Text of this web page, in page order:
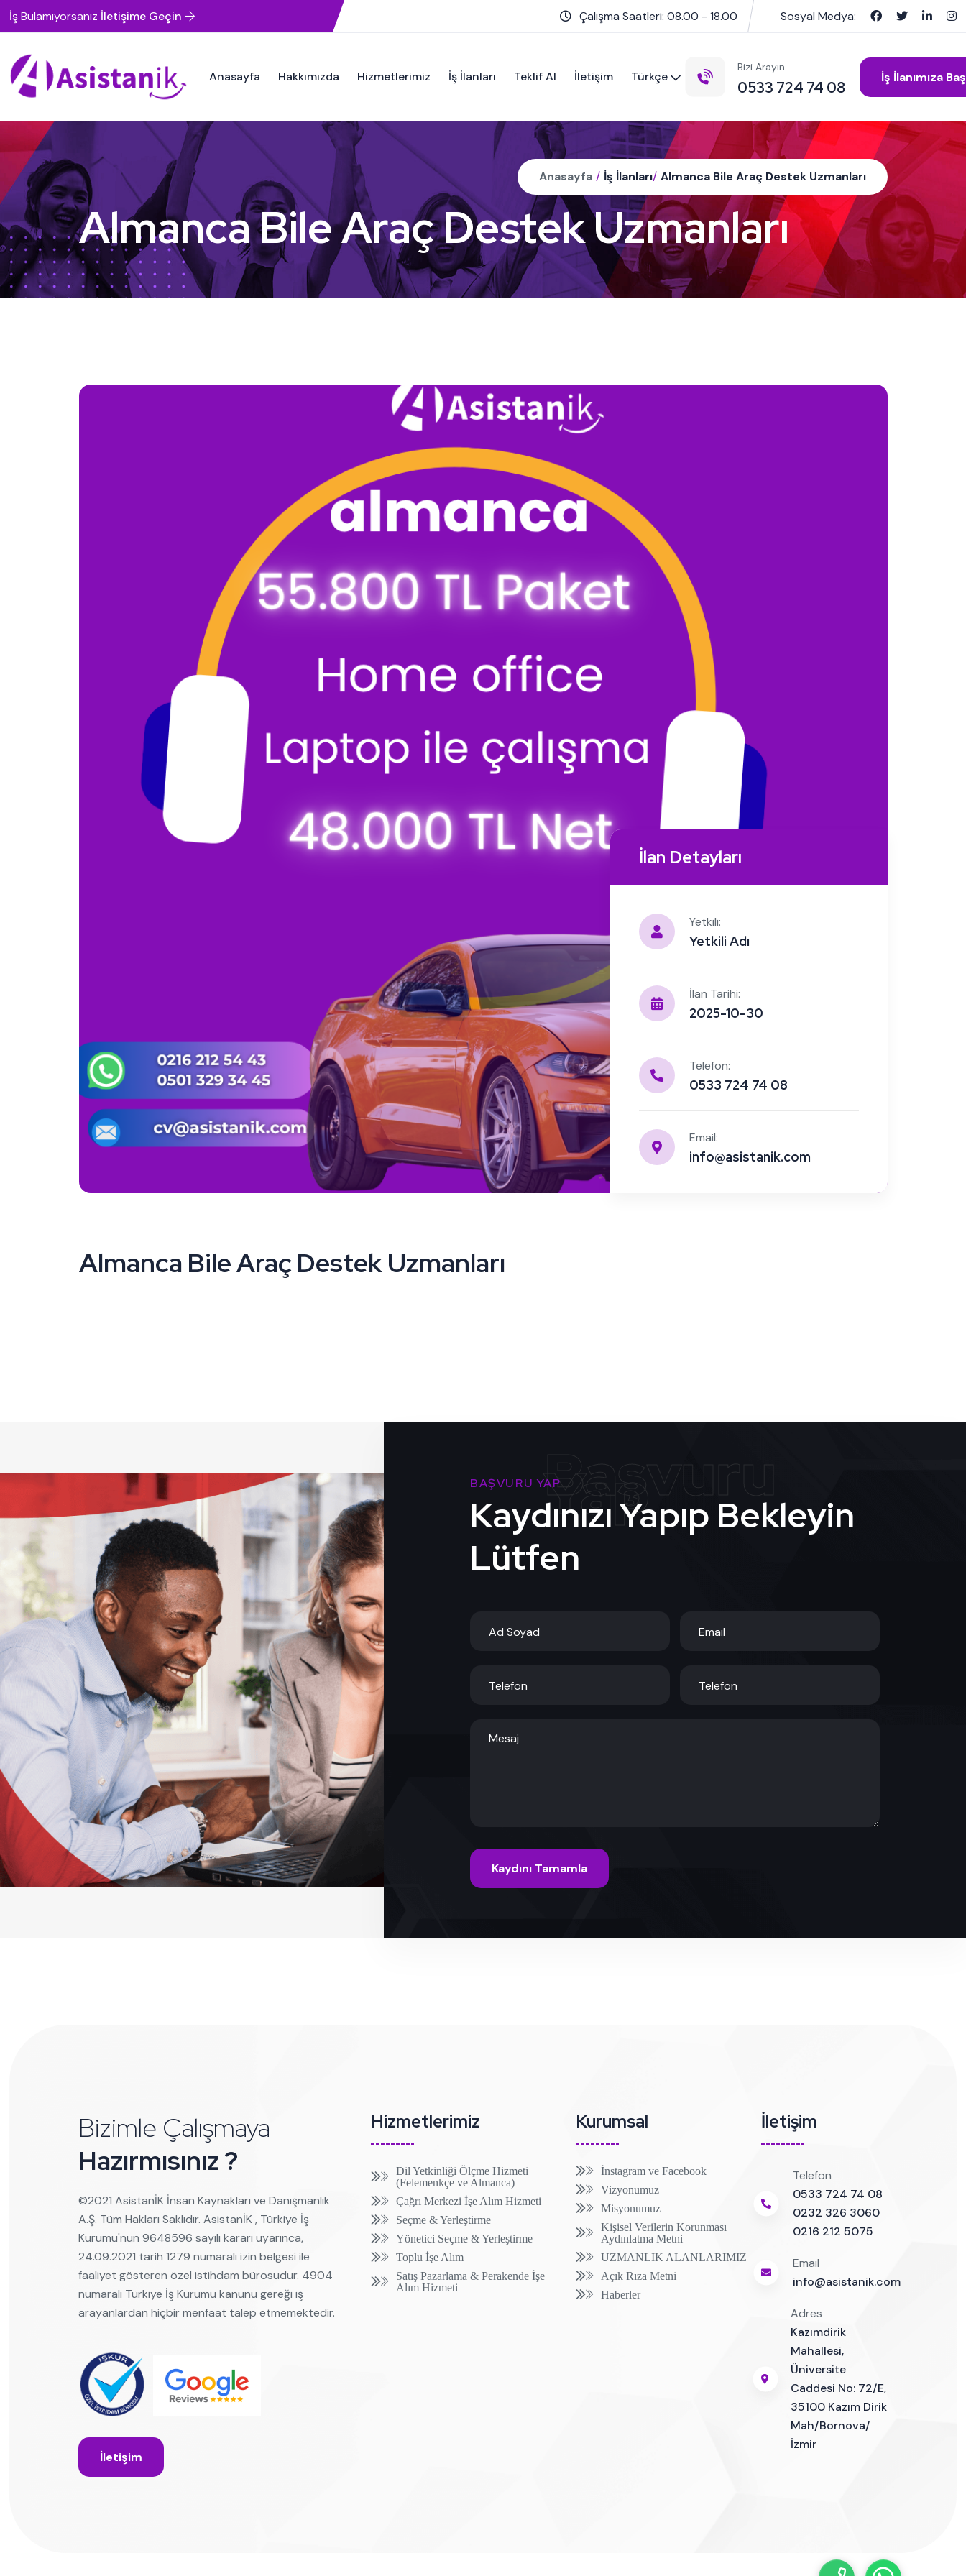
İş Bulamıyorsanız İletişime Geçin Çalışma Saatleri: 08.00 - 18.00 Sosyal Medya:
Anasayfa Hakkımızda Hizmetlerimiz İş İlanları Teklif Al İletişim Türkçe
Bizi Arayın
0533 724 74 08
İş İlanımıza
Anasayfa / İş İlanları/ Almanca Bile Araç Destek Uzmanları
Almanca Bile Araç Destek Uzmanları
İlan Detayları
Yetkili:
Yetkili Adı
İlan Tarihi:
2025-10-30
Telefon:
0533 724 74 08
Email:
info@asistanik.com
Almanca Bile Araç Destek Uzmanları
BAŞVURU YAP
Kaydınızı Yapıp Bekleyin
Lütfen
Kaydını Tamamla
Bizimle Çalışmaya
Hazırmısınız ?
©️2021 AsistanİK İnsan Kaynakları ve Danışmanlık
A.Ş. Tüm Hakları Saklıdır. AsistanİK , Türkiye İş
Kurumu'nun 9648596 sayılı kararı uyarınca,
24.09.2021 tarih 1279 numaralı izin belgesi ile
faaliyet gösteren özel istihdam bürosudur. 4904
numaralı Türkiye İş Kurumu kanunu gereği iş
arayanlardan hiçbir menfaat talep etmemektedir.
İletişim
Hizmetlerimiz
Dil Yetkinliği Ölçme Hizmeti
(Felemenkçe ve Almanca)
Çağrı Merkezi İşe Alım Hizmeti
Seçme & Yerleştirme
Yönetici Seçme & Yerleştirme
Toplu İşe Alım
Satış Pazarlama & Perakende İşe
Alım Hizmeti
Kurumsal
İnstagram ve Facebook
Vizyonumuz
Misyonumuz
Kişisel Verilerin Korunması
Aydınlatma Metni
UZMANLIK ALANLARIMIZ
Açık Rıza Metni
Haberler
İletişim
Telefon
0533 724 74 08
0232 326 3060
0216 212 5075
Email
info@asistanik.com
Adres
Kazımdirik
Mahallesi,
Üniversite
Caddesi No: 72/E,
35100 Kazım Dirik
Mah/Bornova/
İzmir